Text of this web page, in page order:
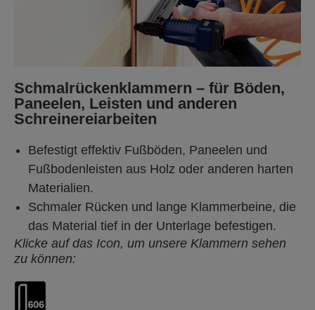
Schmalrückenklammern – für Böden,
Paneelen, Leisten und anderen
Schreinereiarbeiten
Befestigt effektiv Fußböden, Paneelen und
Fußbodenleisten aus Holz oder anderen harten
Materialien.
Schmaler Rücken und lange Klammerbeine, die
das Material tief in der Unterlage befestigen.
Klicke auf das Icon, um unsere Klammern sehen
zu können: